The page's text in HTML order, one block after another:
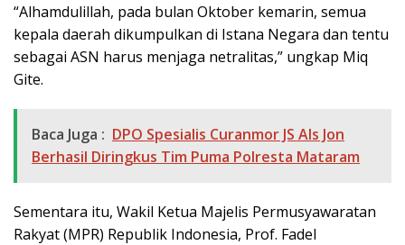
“Alhamdulillah, pada bulan Oktober kemarin, semua
kepala daerah dikumpulkan di Istana Negara dan tentu
sebagai ASN harus menjaga netralitas,” ungkap Miq
Gite.
Baca Juga : DPO Spesialis Curanmor JS Als Jon
Berhasil Diringkus Tim Puma Polresta Mataram
Sementara itu, Wakil Ketua Majelis Permusyawaratan
Rakyat (MPR) Republik Indonesia, Prof. Fadel